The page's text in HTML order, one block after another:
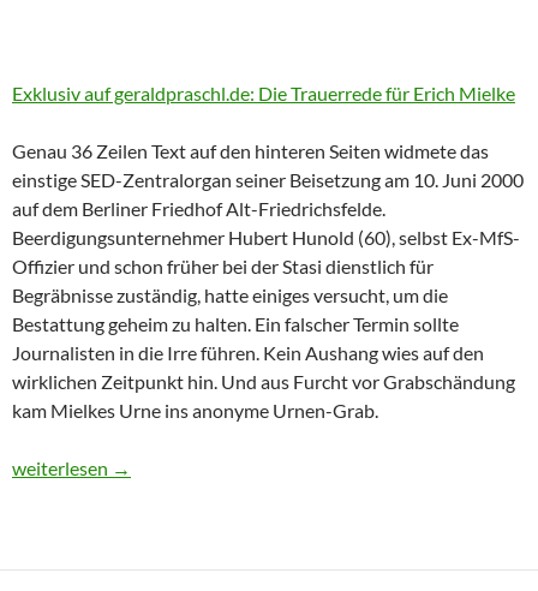
Exklusiv auf geraldpraschl.de: Die Trauerrede für Erich Mielke
Genau 36 Zeilen Text auf den hinteren Seiten widmete das
einstige SED-Zentralorgan seiner Beisetzung am 10. Juni 2000
auf dem Berliner Friedhof Alt-Friedrichsfelde.
Beerdigungsunternehmer Hubert Hunold (60), selbst Ex-MfS-
Offizier und schon früher bei der Stasi dienstlich für
Begräbnisse zuständig, hatte einiges versucht, um die
Bestattung geheim zu halten. Ein falscher Termin sollte
Journalisten in die Irre führen. Kein Aushang wies auf den
wirklichen Zeitpunkt hin. Und aus Furcht vor Grabschändung
kam Mielkes Urne ins anonyme Urnen-Grab.
Erich Mielke: Wer weinte um den Herrn der Angst?
weiterlesen →